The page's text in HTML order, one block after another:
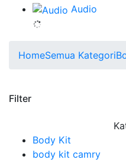
Audio
HomeSemua Kategori
Filter
Body Kit
body kit camry